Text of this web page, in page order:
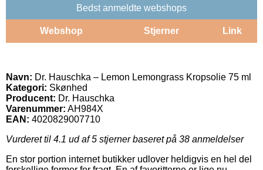
Bedst anmeldte webshops
Webshop Stjerner Link
Navn: Dr. Hauschka – Lemon Lemongrass Kropsolie 75 ml
Kategori: Skønhed
Producent: Dr. Hauschka
Varenummer: AH984X
EAN: 4020829007710
Vurderet til 4.1 ud af 5 stjerner baseret på 38 anmeldelser
En stor portion internet butikker udlover heldigvis en hel del